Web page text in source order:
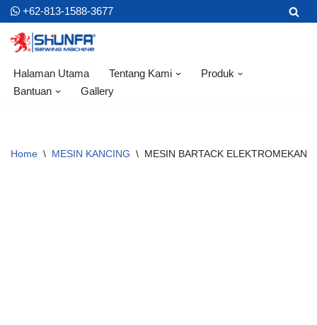
Skip
to
content
+62-813-1588-3677
Halaman Utama Tentang Kami
Produk
Bantuan
Gallery
Home \ MESIN KANCING \ MESIN BARTACK